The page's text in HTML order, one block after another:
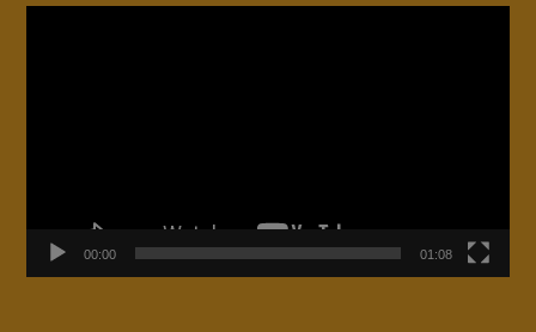
00:00 01:08